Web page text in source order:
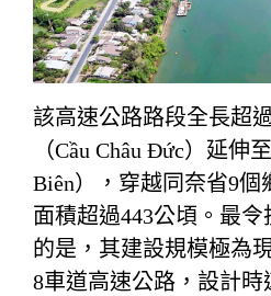
該高速公路路段全長超
（Cầu Châu Đức）延伸
Biên），穿越同奈省9
面積超過443公頃。最
的是，其建設規模極為
8車道高速公路，設計時